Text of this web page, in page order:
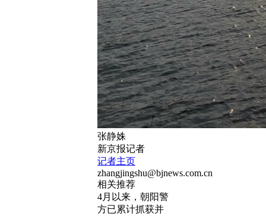
张静姝
新京报记者
记者主页
zhangjingshu@bjnews.com.cn
相关推荐
4月以来，朝阳警
方已累计抓获并